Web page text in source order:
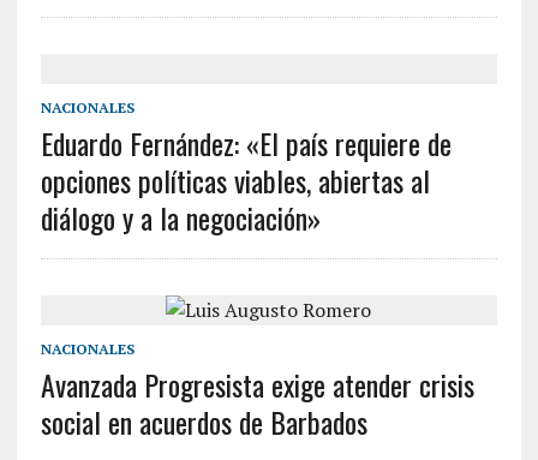
NACIONALES
Eduardo Fernández: «El país requiere de
opciones políticas viables, abiertas al
diálogo y a la negociación»
NACIONALES
Avanzada Progresista exige atender crisis
social en acuerdos de Barbados